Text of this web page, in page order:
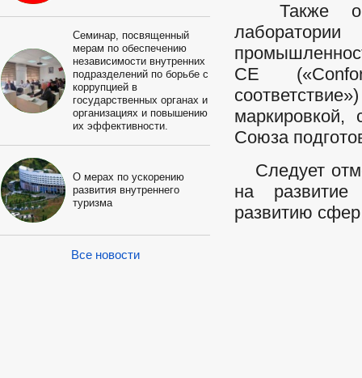
Семинар, посвященный
мерам по обеспечению
независимости внутренних
подразделений по борьбе с
коррупцией в
государственных органах и
организациях и повышению
их эффективности.
О мерах по ускорению
развития внутреннего
туризма
Все новости
Также
СЕ
маркировкой,
Союза
Следует
на развитие
развитию